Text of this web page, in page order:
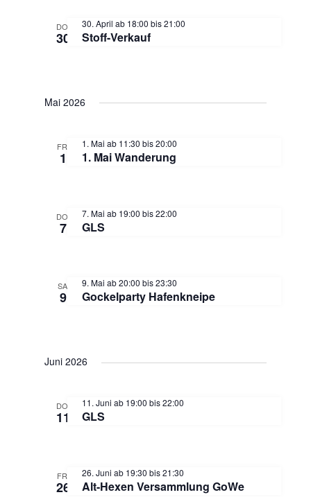
i
DO.
30 Stoff-Verkauf
30. April ab 18:00 bis21:00
Mai 2026
FR.
1 1. Mai Wanderung
1. Mai ab 11:30 bis20:00
DO.
7 GLS
7. Mai ab 19:00 bis22:00
SA.
9 Gockelparty Hafenkneipe
9. Mai ab 20:00 bis23:30
Juni 2026
DO.
11 GLS
11. Juni ab 19:00 bis22:00
FR.
26 Alt-Hexen Versammlung GoWe
26. Juni ab 19:30 bis21:30